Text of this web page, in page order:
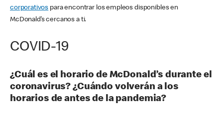
corporativos para encontrar los empleos disponibles en
McDonald’s cercanos a ti.
COVID-19
¿Cuál es el horario de McDonald’s durante el
coronavirus? ¿Cuándo volverán a los
horarios de antes de la pandemia?